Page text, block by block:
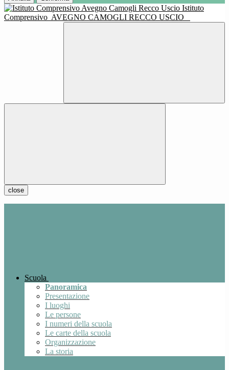
Istituto
Comprensivo AVEGNO CAMOGLI RECCO USCIO
close
Scuola
Panoramica
Presentazione
I luoghi
Le persone
I numeri della scuola
Le carte della scuola
Organizzazione
La storia